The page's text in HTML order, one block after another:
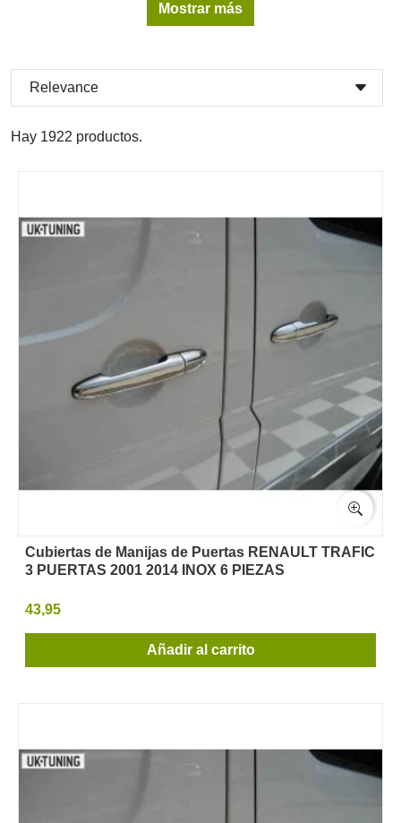
Mostrar más
Hay 1922 productos.
Relevance
Cubiertas de Manijas de Puertas RENAULT TRAFIC
3 PUERTAS 2001 2014 INOX 6 PIEZAS
43,95
Añadir al carrito